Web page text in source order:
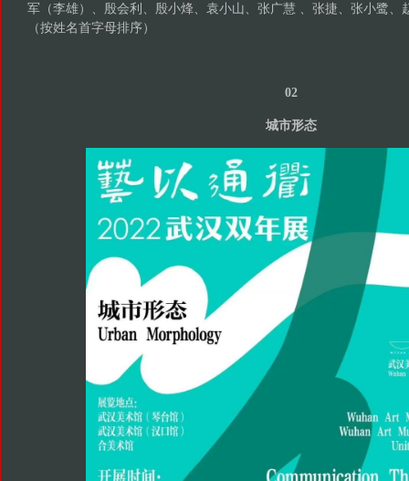
军（李雄）、殷会利、殷小烽、袁小山、张广慧 、张捷、张小鹭、
（按姓名首字母排序）
02
城市形态